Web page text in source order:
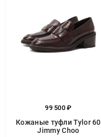
99 500 ₽
Кожаные туфли Tylor 60
Jimmy Choo